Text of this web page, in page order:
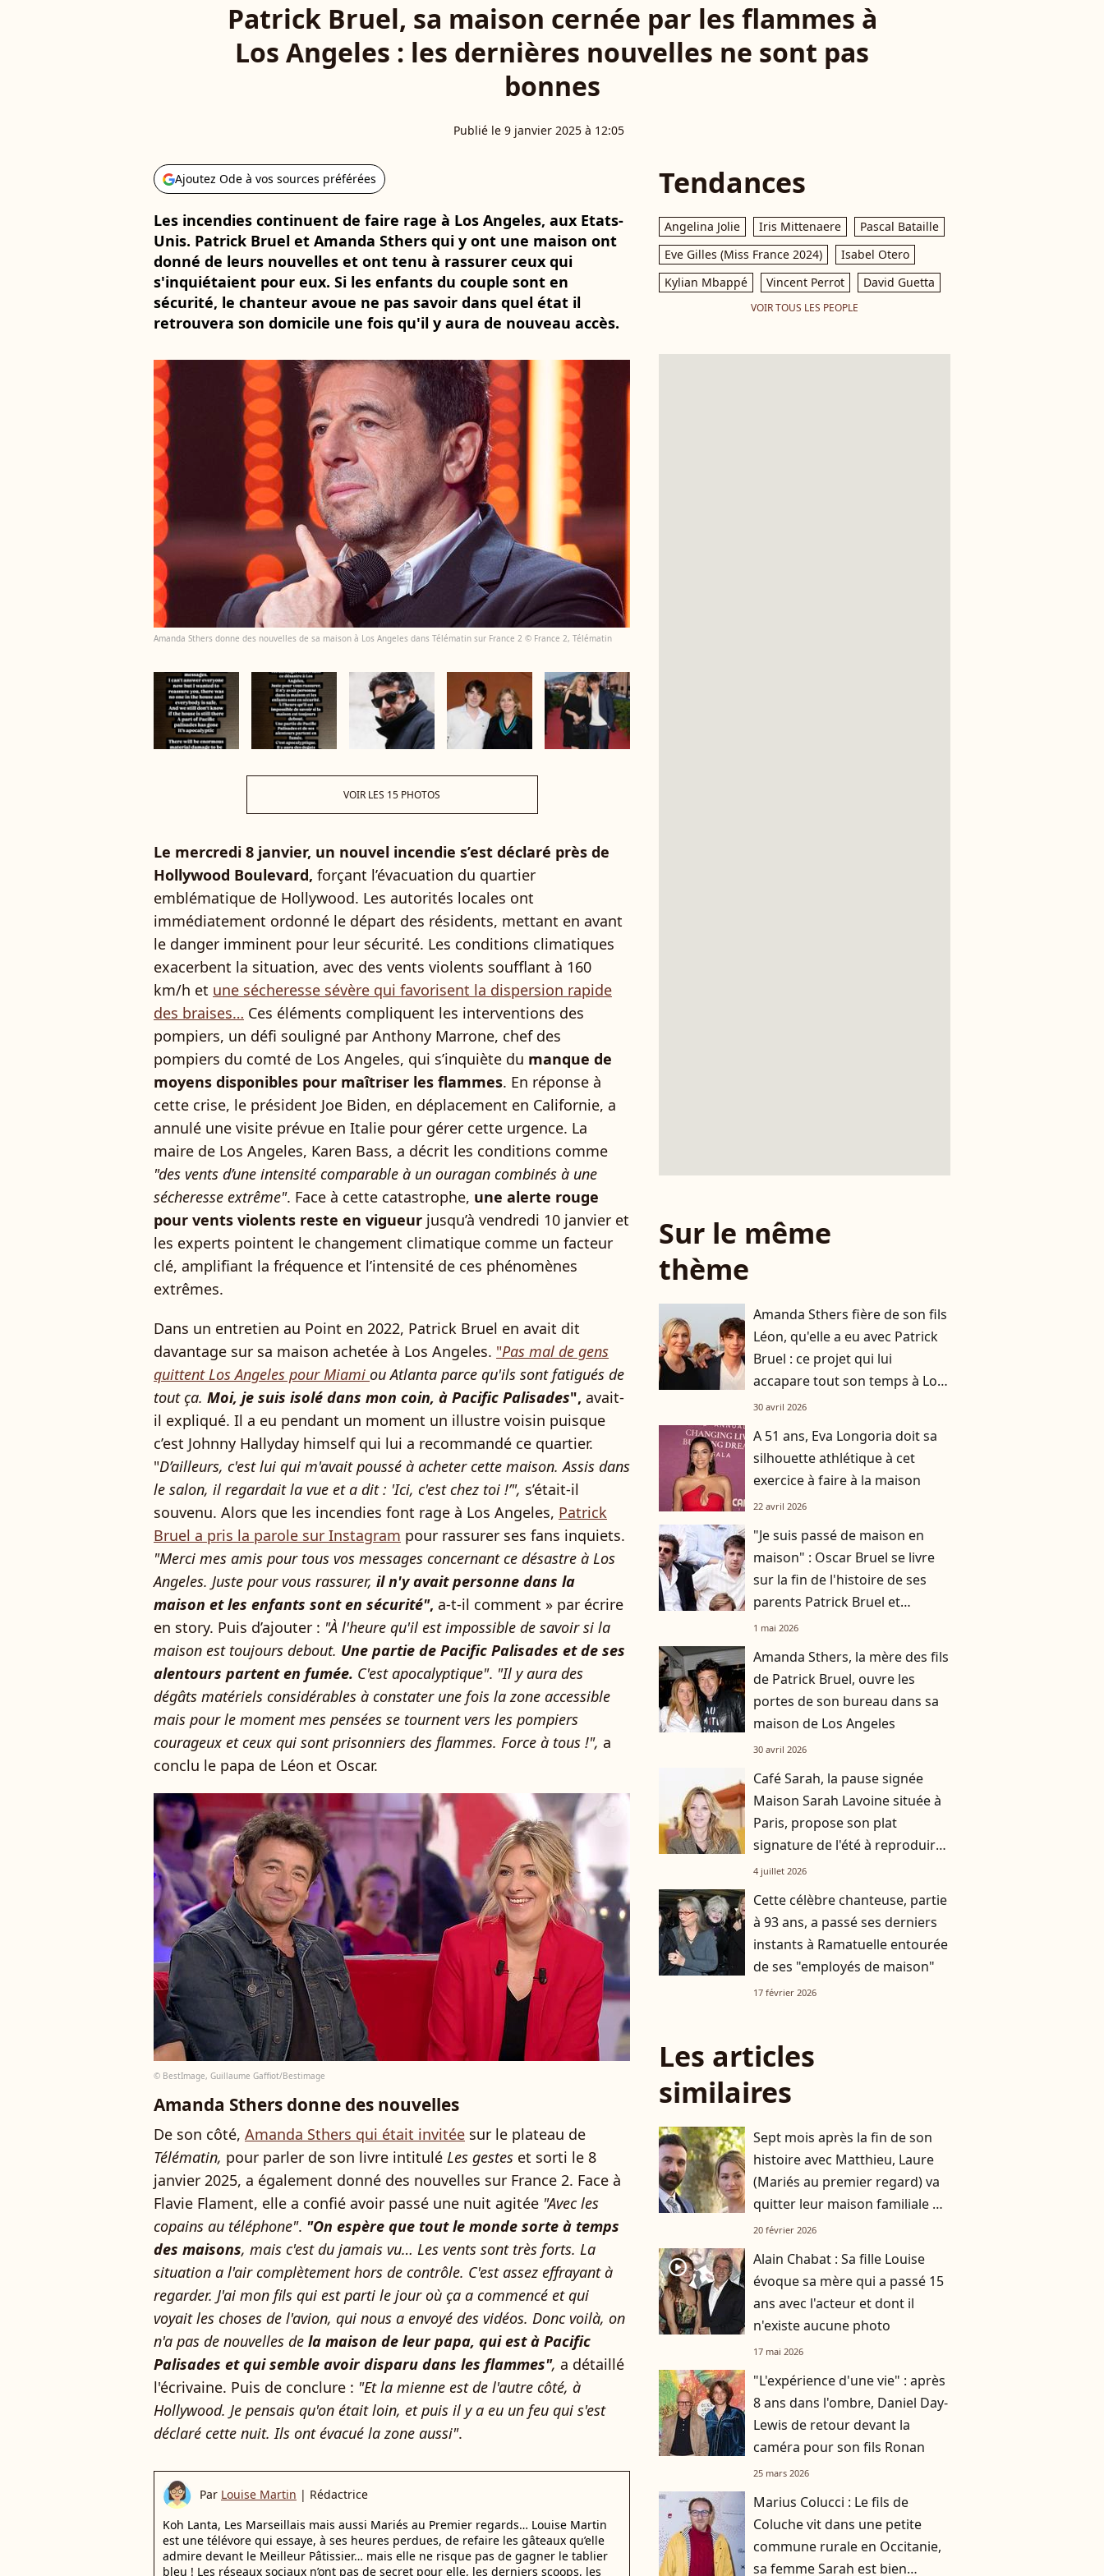
Patrick Bruel, sa maison cernée par les flammes à
Los Angeles : les dernières nouvelles ne sont pas
bonnes
Publié le 9 janvier 2025 à 12:05
Ajoutez Ode à vos sources préférées
Les incendies continuent de faire rage à Los Angeles, aux Etats-
Unis. Patrick Bruel et Amanda Sthers qui y ont une maison ont
donné de leurs nouvelles et ont tenu à rassurer ceux qui
s'inquiétaient pour eux. Si les enfants du couple sont en
sécurité, le chanteur avoue ne pas savoir dans quel état il
retrouvera son domicile une fois qu'il y aura de nouveau accès.
Amanda Sthers donne des nouvelles de sa maison à Los Angeles dans Télématin sur France 2 © France 2, Télématin
VOIR LES 15 PHOTOS
Le mercredi 8 janvier, un nouvel incendie s’est déclaré près de
Hollywood Boulevard, forçant l’évacuation du quartier
emblématique de Hollywood. Les autorités locales ont
immédiatement ordonné le départ des résidents, mettant en avant
le danger imminent pour leur sécurité. Les conditions climatiques
exacerbent la situation, avec des vents violents soufflant à 160
km/h et une sécheresse sévère qui favorisent la dispersion rapide
des braises… Ces éléments compliquent les interventions des
pompiers, un défi souligné par Anthony Marrone, chef des
pompiers du comté de Los Angeles, qui s’inquiète du manque de
moyens disponibles pour maîtriser les flammes. En réponse à
cette crise, le président Joe Biden, en déplacement en Californie, a
annulé une visite prévue en Italie pour gérer cette urgence. La
maire de Los Angeles, Karen Bass, a décrit les conditions comme
"des vents d’une intensité comparable à un ouragan combinés à une
sécheresse extrême". Face à cette catastrophe, une alerte rouge
pour vents violents reste en vigueur jusqu’à vendredi 10 janvier et
les experts pointent le changement climatique comme un facteur
clé, amplifiant la fréquence et l’intensité de ces phénomènes
extrêmes.
Dans un entretien au Point en 2022, Patrick Bruel en avait dit
davantage sur sa maison achetée à Los Angeles. "Pas mal de gens
quittent Los Angeles pour Miami ou Atlanta parce qu'ils sont fatigués de
tout ça. Moi, je suis isolé dans mon coin, à Pacific Palisades", avait-
il expliqué. Il a eu pendant un moment un illustre voisin puisque
c’est Johnny Hallyday himself qui lui a recommandé ce quartier.
"D’ailleurs, c'est lui qui m'avait poussé à acheter cette maison. Assis dans
le salon, il regardait la vue et a dit : 'Ici, c'est chez toi !’", s’était-il
souvenu. Alors que les incendies font rage à Los Angeles, Patrick
Bruel a pris la parole sur Instagram pour rassurer ses fans inquiets.
"Merci mes amis pour tous vos messages concernant ce désastre à Los
Angeles. Juste pour vous rassurer, il n'y avait personne dans la
maison et les enfants sont en sécurité", a-t-il comment » par écrire
en story. Puis d’ajouter : "À l'heure qu'il est impossible de savoir si la
maison est toujours debout. Une partie de Pacific Palisades et de ses
alentours partent en fumée. C'est apocalyptique". "Il y aura des
dégâts matériels considérables à constater une fois la zone accessible
mais pour le moment mes pensées se tournent vers les pompiers
courageux et ceux qui sont prisonniers des flammes. Force à tous !", a
conclu le papa de Léon et Oscar.
© BestImage, Guillaume Gaffiot/Bestimage
Amanda Sthers donne des nouvelles
De son côté, Amanda Sthers qui était invitée sur le plateau de
Télématin, pour parler de son livre intitulé Les gestes et sorti le 8
janvier 2025, a également donné des nouvelles sur France 2. Face à
Flavie Flament, elle a confié avoir passé une nuit agitée "Avec les
copains au téléphone". "On espère que tout le monde sorte à temps
des maisons, mais c'est du jamais vu… Les vents sont très forts. La
situation a l'air complètement hors de contrôle. C'est assez effrayant à
regarder. J'ai mon fils qui est parti le jour où ça a commencé et qui
voyait les choses de l'avion, qui nous a envoyé des vidéos. Donc voilà, on
n'a pas de nouvelles de la maison de leur papa, qui est à Pacific
Palisades et qui semble avoir disparu dans les flammes", a détaillé
l'écrivaine. Puis de conclure : "Et la mienne est de l'autre côté, à
Hollywood. Je pensais qu'on était loin, et puis il y a eu un feu qui s'est
déclaré cette nuit. Ils ont évacué la zone aussi".
Par Louise Martin | Rédactrice
Koh Lanta, Les Marseillais mais aussi Mariés au Premier regards… Louise Martin
est une télévore qui essaye, à ses heures perdues, de refaire les gâteaux qu’elle
admire devant le Meilleur Pâtissier… mais elle ne risque pas de gagner le tablier
bleu ! Les réseaux sociaux n’ont pas de secret pour elle, les derniers scoops, les
Tendances
Angelina Jolie Iris Mittenaere
Pascal Bataille
Eve Gilles (Miss France 2024)
Isabel Otero
Kylian Mbappé
Vincent Perrot David Guetta
VOIR TOUS LES PEOPLE
Sur le même
thème
Amanda Sthers fière de son fils
Léon, qu'elle a eu avec Patrick
Bruel : ce projet qui lui
accapare tout son temps à Los
Angeles
30 avril 2026
A 51 ans, Eva Longoria doit sa
silhouette athlétique à cet
exercice à faire à la maison
22 avril 2026
"Je suis passé de maison en
maison" : Oscar Bruel se livre
sur la fin de l'histoire de ses
parents Patrick Bruel et
Amanda Sthers
1 mai 2026
Amanda Sthers, la mère des fils
de Patrick Bruel, ouvre les
portes de son bureau dans sa
maison de Los Angeles
30 avril 2026
Café Sarah, la pause signée
Maison Sarah Lavoine située à
Paris, propose son plat
signature de l'été à reproduire
à la maison
4 juillet 2026
Cette célèbre chanteuse, partie
à 93 ans, a passé ses derniers
instants à Ramatuelle entourée
de ses "employés de maison"
17 février 2026
Les articles
similaires
Sept mois après la fin de son
histoire avec Matthieu, Laure
(Mariés au premier regard) va
quitter leur maison familiale de
180m2 : elle a trouvé son
20 février 2026
player2
Alain Chabat : Sa fille Louise
évoque sa mère qui a passé 15
ans avec l'acteur et dont il
n'existe aucune photo
17 mai 2026
"L'expérience d'une vie" : après
8 ans dans l'ombre, Daniel Day-
Lewis de retour devant la
caméra pour son fils Ronan
25 mars 2026
Marius Colucci : Le fils de
Coluche vit dans une petite
commune rurale en Occitanie,
sa femme Sarah est bien